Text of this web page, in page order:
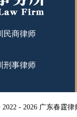
民商律师
刑事律师
2022 - 2026 广东春霆